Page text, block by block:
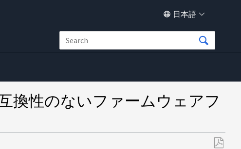
日本語
換性のないファームウェアフ